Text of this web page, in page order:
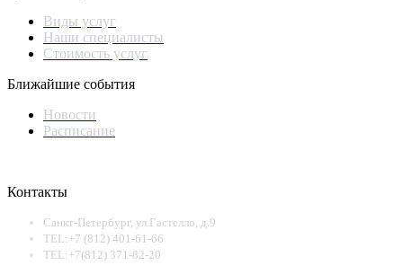
Виды услуг
Наши специалисты
Стоимость услуг
Ближайшие события
Новости
Расписание
Контакты
Санкт-Петербург, ул.Гастелло, д.9
TEL:+7 (812) 401-61-66
TEL:+7(812) 371-82-20